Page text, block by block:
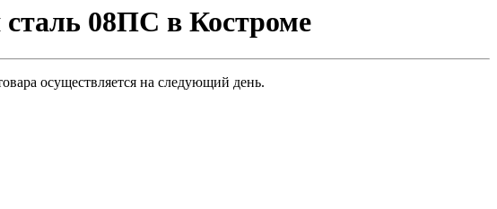
08ПС в Костроме
осуществляется на следующий день.